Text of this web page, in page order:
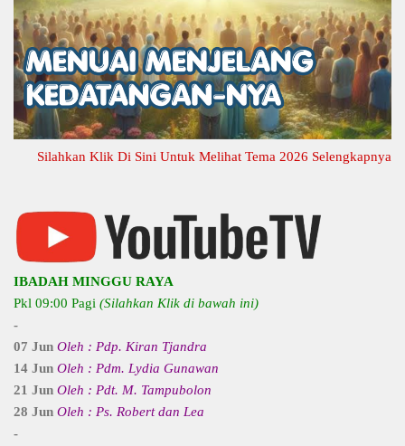
Silahkan Klik Di Sini Untuk Melihat Tema 2026 Selengkapnya
IBADAH MINGGU RAYA
Pkl 09:00 Pagi (Silahkan Klik di bawah ini)
-
07 Jun Oleh : Pdp. Kiran Tjandra
14 Jun Oleh : Pdm. Lydia Gunawan
21 Jun Oleh : Pdt. M. Tampubolon
28 Jun Oleh : Ps. Robert dan Lea
-